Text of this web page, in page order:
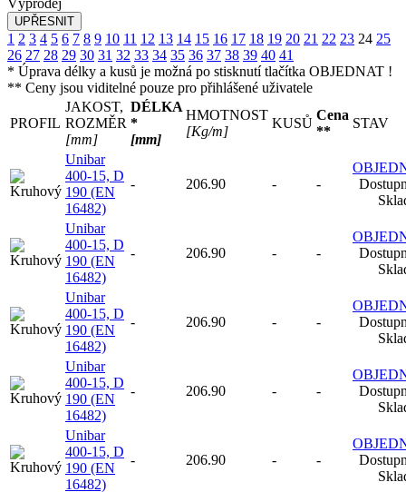
1 2 3 4 5 6 7 8 9 10 11 12 13 14 15 16 17 18 19 20 21 22 23 24 25
26 27 28 29 30 31 32 33 34 35 36 37 38 39 40 41
* Úprava délky a kusů je možná po stisknutí tlačítka OBJEDNAT !
** Ceny jsou viditelné pouze pro přihlášené uživatele
PROFIL
JAKOST,
ROZMĚR
[mm]
DÉLKA
*
[mm]
HMOTNOST
[Kg/m]
KUSŮ
Cena
**
STAV
Unibar
400-15, D
190 (EN
16482)
- 206.90 - -
Unibar
400-15, D
190 (EN
16482)
- 206.90 - -
Unibar
400-15, D
190 (EN
16482)
- 206.90 - -
Unibar
400-15, D
190 (EN
16482)
- 206.90 - -
Unibar
400-15, D
190 (EN
16482)
- 206.90 - -